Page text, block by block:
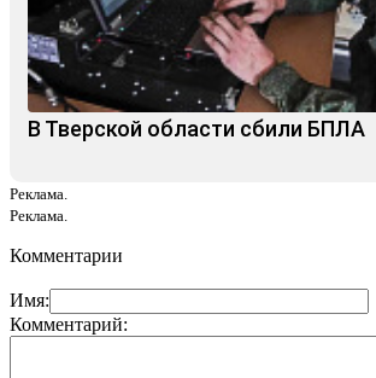
В Тверской области сбили БПЛА
Реклама.
Реклама.
Комментарии
Имя:
Комментарий: